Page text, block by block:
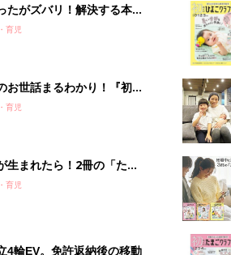
たがズバリ！解決する本
ラブ 夏号』 4カ月～2才
育児
お世話まるわかり！『初め
クラブ 夏号』〈巻頭大特
育児
生まれたら！2冊の「たま
育児
4輪EV。免許返納後の移動